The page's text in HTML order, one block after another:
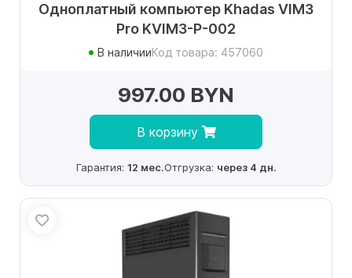
Одноплатный компьютер Khadas VIM3
Pro KVIM3-P-002
В наличииКод товара: 457060
997.00 BYN
В корзину
Гарантия: 12 мес.Отгрузка: через 4 дн.